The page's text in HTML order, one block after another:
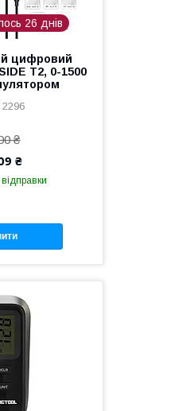
26 днів
цифровий
T2, 0-1500
2296
₴
₴